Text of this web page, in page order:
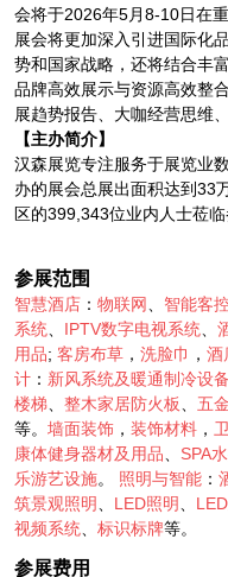
会将于2026年5月8-10日在
展会将更加深入引进国际化
势和国家战略，还将结合丰
品牌高效展示与资源高效整
展趋势报告、大咖经营思维
【主办简介】
汉森展览专注服务于展览业
办的展会总展出面积达到33
区的399,343位业内人士莅临
参展范围
智慧酒店 ： 物联网 智能客
系统
IPTV数字电视系统
用品; 客房布草 ， 洗脸巾 ， 酒
计 ： 新风系统及暖通制冷设备
楼梯
整木家居防火板 五
等。 墙面装饰 ， 装饰材料 ，
康体健身器材及用品
SPA
乐游艺设施。 照明与智能 ：
筑景观照明
LED照明
视频系统
标识标牌等。
参展费用